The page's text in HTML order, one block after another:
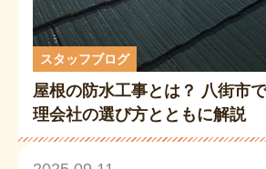
スタッフブログ
屋根の防水工事とは？ 八街市
理会社の選び方とともに解説